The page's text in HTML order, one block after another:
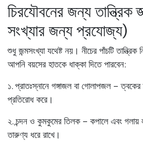
চিরযৌবনের জন্য
সংখ্যার জন্য প্রযোজ্য)
শুধু জন্মসংখ্যা যথেষ্ট নয়। নীচের পাঁচটি
আপনি বয়সের হাতকে ধাক্কা দিতে পারবেন:
১.প্রাতঃস্নানে গঙ্গাজল বা গোলাপজল– ত্বকের
প্রতিরোধ করে।
২.চন্দন ও কুমকুমের তিলক– কপালে এবং গলায়
তারুণ্য ধরে রাখে।